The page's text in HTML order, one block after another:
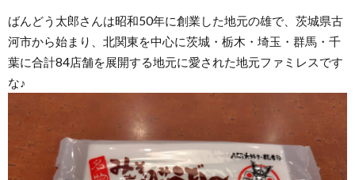
ばんどう太郎さんは昭和50年に創業した地元の雄で、茨城県古
河市から始まり、北関東を中心に茨城・栃木・埼玉・群馬・千
葉に合計84店舗を展開する地元に愛された地元ファミレスです
な♪